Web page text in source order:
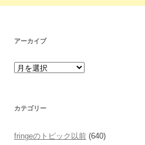
アーカイブ
カテゴリー
fringeのトピック以前 (640)